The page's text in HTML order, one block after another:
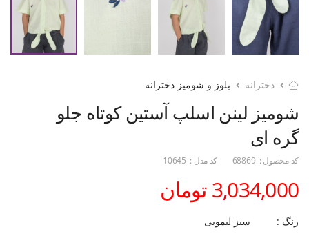
دخترانه بلوز و شومیز دخترانه
شومیز لینن اسلپ آستین کوتاه جلو
گره ای
کد محصول : 68869 کد مدل : 10645
3,034,000 تومان
رنگ : سبز لیمویی